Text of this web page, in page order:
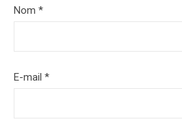
Nom *
E-mail *